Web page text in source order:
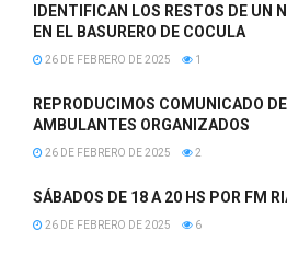
IDENTIFICAN LOS RESTOS DE UN
EN EL BASURERO DE COCULA
26 DE FEBRERO DE 2025 1
REPRODUCIMOS COMUNICADO
AMBULANTES ORGANIZADOS
26 DE FEBRERO DE 2025 2
SÁBADOS DE 18 A 20 HS POR FM
26 DE FEBRERO DE 2025 6